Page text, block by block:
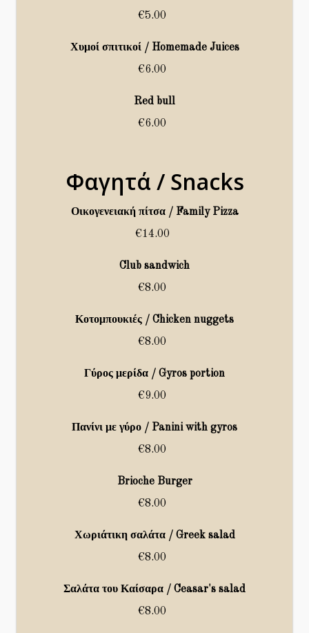
€5.00
Χυμοί σπιτικοί / Homemade Juices
€6.00
Red bull
€6.00
Φαγητά / Snacks
Οικογενειακή πίτσα / Family Pizza
€14.00
Club sandwich
€8.00
Κοτομπουκιές / Chicken nuggets
€8.00
Γύρος μερίδα / Gyros portion
€9.00
Πανίνι με γύρο / Panini with gyros
€8.00
Brioche Burger
€8.00
Χωριάτικη σαλάτα / Greek salad
€8.00
Σαλάτα του Καίσαρα / Ceasar's salad
€8.00